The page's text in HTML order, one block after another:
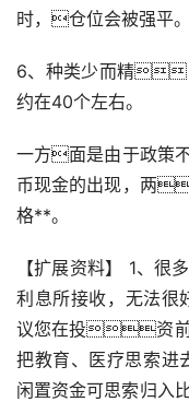
时，仓位会被强平
6、种类少而精
约在40个左右。
一方面是由于政
币现金的出现，两
格**。
【扩展资料】 1、很多
利息所接收，无法
议您在投资前
把教育、医疗思索
闲置资金可思索归入